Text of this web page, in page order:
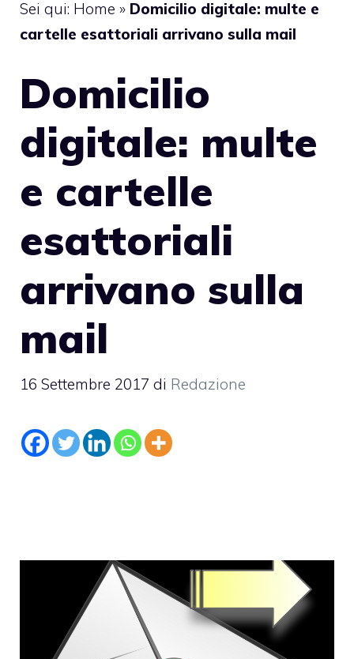
Sei qui: Home » Domicilio digitale: multe e
cartelle esattoriali arrivano sulla mail
Domicilio
digitale: multe
e cartelle
esattoriali
arrivano sulla
mail
16 Settembre 2017 di Redazione